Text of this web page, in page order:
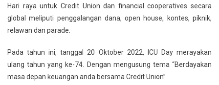
Hari raya untuk Credit Union dan financial cooperatives secara
global meliputi penggalangan dana, open house, kontes, piknik,
relawan dan parade.
Pada tahun ini, tanggal 20 Oktober 2022, ICU Day merayakan
ulang tahun yang ke-74. Dengan mengusung tema “Berdayakan
masa depan keuangan anda bersama Credit Union”